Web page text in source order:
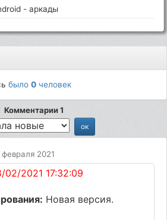
- аркады
было0 человек
Комментарии 1
февраля 2021
02/2021 17:32:09
Новая версия.